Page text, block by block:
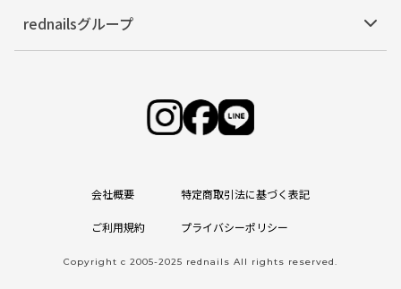
rednailsグループ
会社概要 特定商取引法に基づく表記
ご利用規約 プライバシーポリシー
Copyright c 2005-2025 rednails All rights reserved.